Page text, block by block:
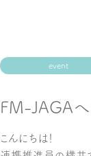
event
FM-JAGAへ
こんにちは！